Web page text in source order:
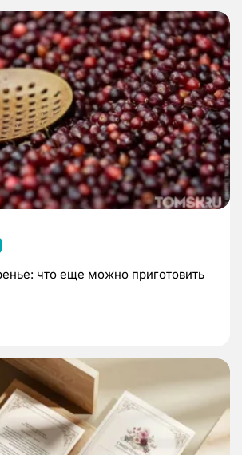
что еще можно приготовить